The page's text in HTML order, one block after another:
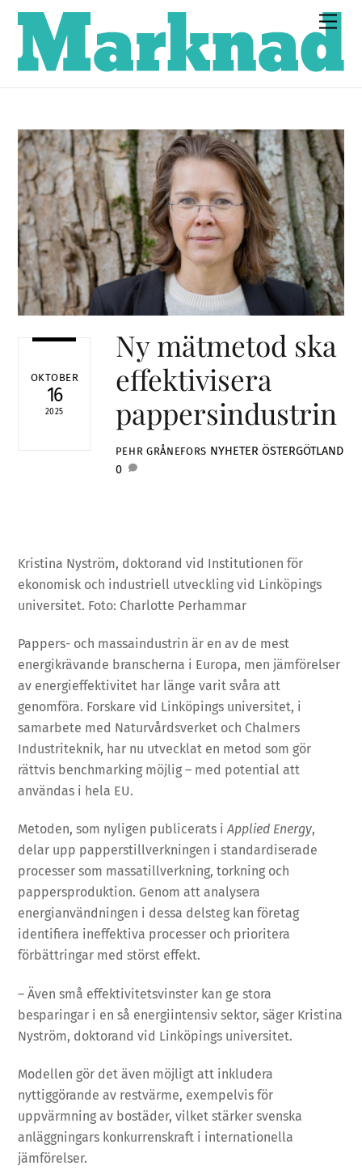
Skip
content
OKTOBER
16
2025
Ny mätmetod ska
effektivisera
pappersindustrin
PEHR GRÅNEFORS NYHETER ÖSTERGÖTLAND
0
Kristina Nyström, doktorand vid Institutionen för
ekonomisk och industriell utveckling vid Linköpings
universitet. Foto: Charlotte Perhammar
Pappers- och massaindustrin är en av de mest
energikrävande branscherna i Europa, men jämförelser
av energieffektivitet har länge varit svåra att
genomföra. Forskare vid Linköpings universitet, i
samarbete med Naturvårdsverket och Chalmers
Industriteknik, har nu utvecklat en metod som gör
rättvis benchmarking möjlig – med potential att
användas i hela EU.
Metoden, som nyligen publicerats iApplied Energy,
delar upp papperstillverkningen i standardiserade
processer som massatillverkning, torkning och
pappersproduktion. Genom att analysera
energianvändningen i dessa delsteg kan företag
identifiera ineffektiva processer och prioritera
förbättringar med störst effekt.
– Även små effektivitetsvinster kan ge stora
besparingar i en så energiintensiv sektor, säger Kristina
Nyström, doktorand vid Linköpings universitet.
Modellen gör det även möjligt att inkludera
nyttiggörande av restvärme, exempelvis för
uppvärmning av bostäder, vilket stärker svenska
anläggningars konkurrenskraft i internationella
jämförelser.